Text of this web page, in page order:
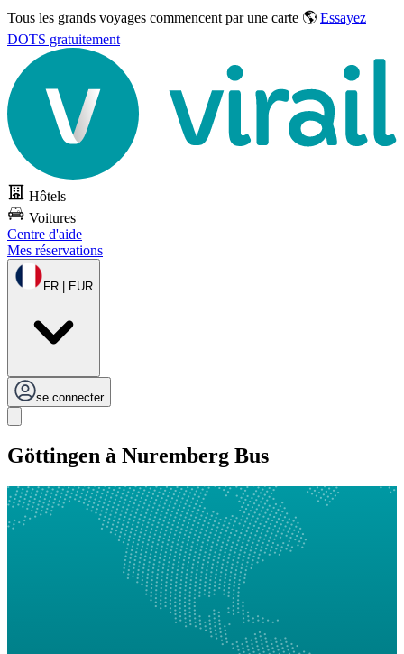
Tous les grands voyages commencent par une carte 🌎 Essayez
DOTS gratuitement
Hôtels
Voitures
Centre d'aide
Mes réservations
FR | EUR
se connecter
Göttingen à Nuremberg Bus